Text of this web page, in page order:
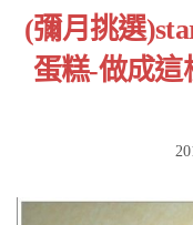
(彌月挑選
蛋糕-做成這